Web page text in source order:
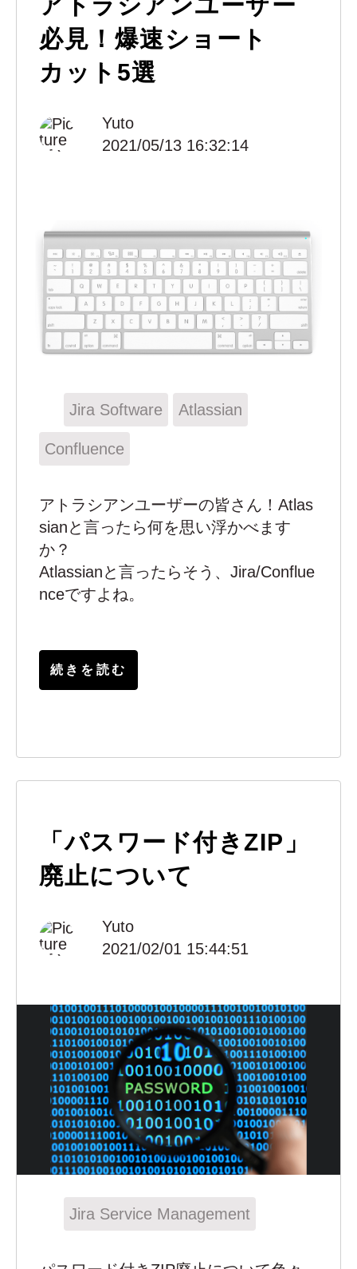
必見！爆速ショート
カット5選
Yuto
2021/05/13 16:32:14
Jira Software Atlassian
Confluence
アトラシアンユーザーの皆さん！Atlas
sianと言ったら何を思い浮かべます
か？
Atlassianと言ったらそう、Jira/Conflue
nceですよね。
続きを読む
「パスワード付きZIP」
廃止について
Yuto
2021/02/01 15:44:51
Jira Service Management